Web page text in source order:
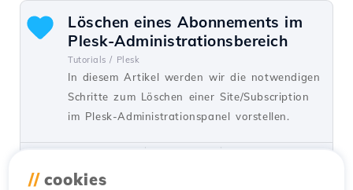
Löschen eines Abonnements im
Plesk-Administrationsbereich
Tutorials / Plesk
In diesem Artikel werden wir die notwendigen
Schritte zum Löschen einer Site/Subscription
im Plesk-Administrationspanel vorstellen.
von Alexandru J.
Ansichten 839
// cookies